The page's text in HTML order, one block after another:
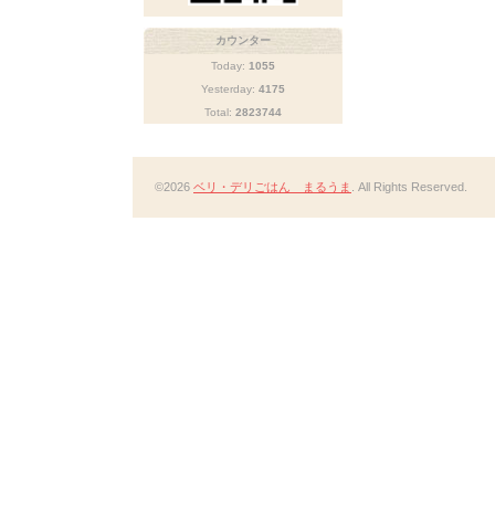
カウンター
Today: 1055
Yesterday: 4175
Total: 2823744
©2026 ベリ・デリごはん まるうま . All Rights Reserved.